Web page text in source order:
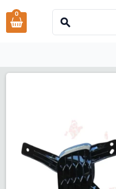
search
0